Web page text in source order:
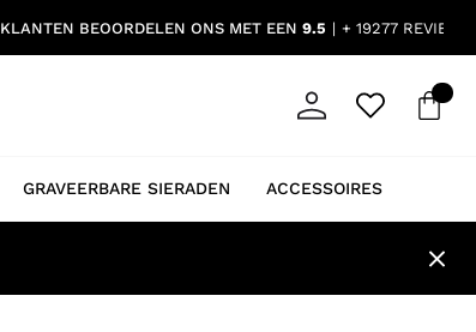
KLANTEN BEOORDELEN ONS MET EEN 9.5 + 19277 REVIEWS
GRAVEERBARE SIERADEN ACCESSOIRES